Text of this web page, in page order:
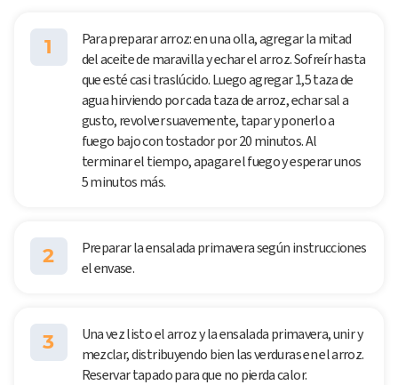
1
Para preparar arroz: en una olla, agregar la mitad
del aceite de maravilla y echar el arroz. Sofreír hasta
que esté casi traslúcido. Luego agregar 1,5 taza de
agua hirviendo por cada taza de arroz, echar sal a
gusto, revolver suavemente, tapar y ponerlo a
fuego bajo con tostador por 20 minutos. Al
terminar el tiempo, apagar el fuego y esperar unos
5 minutos más.
2
Preparar la ensalada primavera según instrucciones
el envase.
3
Una vez listo el arroz y la ensalada primavera, unir y
mezclar, distribuyendo bien las verduras en el arroz.
Reservar tapado para que no pierda calor.